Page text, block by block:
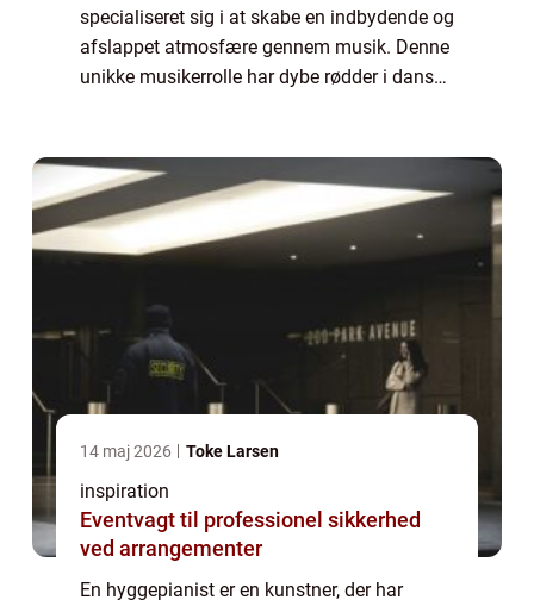
specialiseret sig i at skabe en indbydende og
afslappet atmosfære gennem musik. Denne
unikke musikerrolle har dybe rødder i dansk
14 maj 2026 Toke Larsen
inspiration
Eventvagt til professionel sikkerhed
ved arrangementer
En hyggepianist er en kunstner, der har